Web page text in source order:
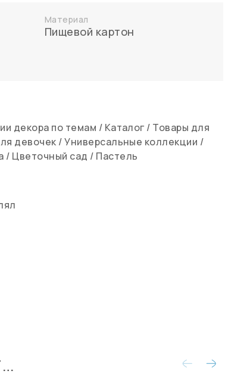
Материал
Пищевой картон
декора по темам / Каталог / Товары для
девочек /Универсальные коллекции /
/ Цветочный сад / Пастель